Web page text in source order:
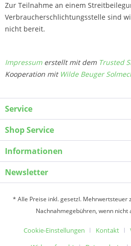
Zur Teilnahme an einem
Verbraucherschlichtungsstelle sind
nicht bereit.
Impressumerstellt mit dem Trusted
Kooperation mit Wilde Beuger
Service
Shop Service
Informationen
Newsletter
* Alle Preise inkl. gesetzl. Mehrwertsteuer
Nachnahmegebühren, wenn nicht
Cookie-Einstellungen Kontakt